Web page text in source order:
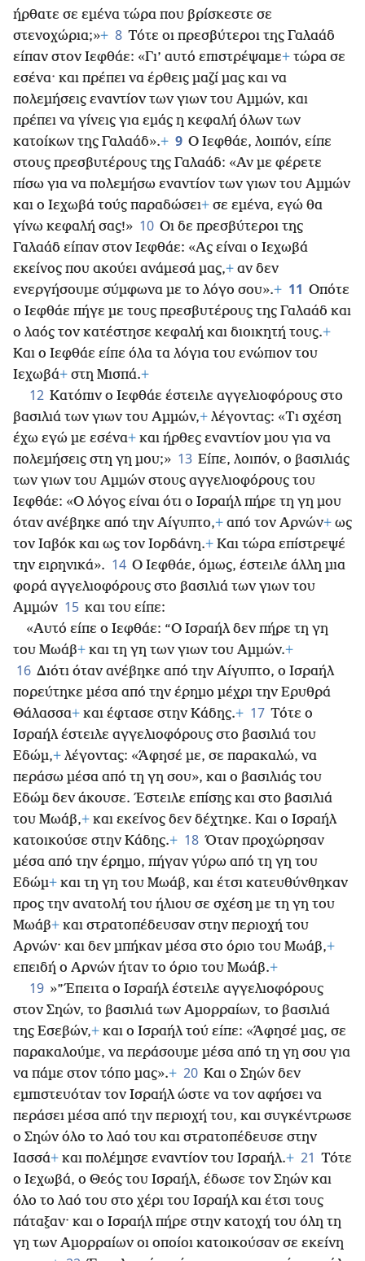
ήρθατε σε εμένα τώρα που βρίσκεστε σε
στενοχώρια;»+ 8 Τότε οι πρεσβύτεροι της Γαλαάδ
είπαν στον Ιεφθάε: «Γι’ αυτό επιστρέψαμε+ τώρα σε
εσένα· και πρέπει να έρθεις μαζί μας και να
πολεμήσεις εναντίον των γιων του Αμμών, και
πρέπει να γίνεις για εμάς η κεφαλή όλων των
κατοίκων της Γαλαάδ».+ 9 Ο Ιεφθάε, λοιπόν, είπε
στους πρεσβυτέρους της Γαλαάδ: «Αν με φέρετε
πίσω για να πολεμήσω εναντίον των γιων του Αμμών
και ο Ιεχωβά τούς παραδώσει+ σε εμένα, εγώ θα
γίνω κεφαλή σας!» 10 Οι δε πρεσβύτεροι της
Γαλαάδ είπαν στον Ιεφθάε: «Ας είναι ο Ιεχωβά
εκείνος που ακούει ανάμεσά μας,+ αν δεν
ενεργήσουμε σύμφωνα με το λόγο σου».+ 11 Οπότε
ο Ιεφθάε πήγε με τους πρεσβυτέρους της Γαλαάδ και
ο λαός τον κατέστησε κεφαλή και διοικητή τους.+
Και ο Ιεφθάε είπε όλα τα λόγια του ενώπιον του
Ιεχωβά+ στη Μισπά.+
12 Κατόπιν ο Ιεφθάε έστειλε αγγελιοφόρους στο
βασιλιά των γιων του Αμμών,+ λέγοντας: «Τι σχέση
έχω εγώ με εσένα+ και ήρθες εναντίον μου για να
πολεμήσεις στη γη μου;» 13 Είπε, λοιπόν, ο βασιλιάς
των γιων του Αμμών στους αγγελιοφόρους του
Ιεφθάε: «Ο λόγος είναι ότι ο Ισραήλ πήρε τη γη μου
όταν ανέβηκε από την Αίγυπτο,+ από τον Αρνών+ ως
τον Ιαβόκ και ως τον Ιορδάνη.+ Και τώρα επίστρεψέ
την ειρηνικά». 14 Ο Ιεφθάε, όμως, έστειλε άλλη μια
φορά αγγελιοφόρους στο βασιλιά των γιων του
Αμμών 15 και του είπε:
«Αυτό είπε ο Ιεφθάε: “Ο Ισραήλ δεν πήρε τη γη
του Μωάβ+ και τη γη των γιων του Αμμών.+
16 Διότι όταν ανέβηκε από την Αίγυπτο, ο Ισραήλ
πορεύτηκε μέσα από την έρημο μέχρι την Ερυθρά
Θάλασσα+ και έφτασε στην Κάδης.+ 17 Τότε ο
Ισραήλ έστειλε αγγελιοφόρους στο βασιλιά του
Εδώμ,+ λέγοντας: «Άφησέ με, σε παρακαλώ, να
περάσω μέσα από τη γη σου», και ο βασιλιάς του
Εδώμ δεν άκουσε. Έστειλε επίσης και στο βασιλιά
του Μωάβ,+ και εκείνος δεν δέχτηκε. Και ο Ισραήλ
κατοικούσε στην Κάδης.+ 18 Όταν προχώρησαν
μέσα από την έρημο, πήγαν γύρω από τη γη του
Εδώμ+ και τη γη του Μωάβ, και έτσι κατευθύνθηκαν
προς την ανατολή του ήλιου σε σχέση με τη γη του
Μωάβ+ και στρατοπέδευσαν στην περιοχή του
Αρνών· και δεν μπήκαν μέσα στο όριο του Μωάβ,+
επειδή ο Αρνών ήταν το όριο του Μωάβ.+
19 »”Έπειτα ο Ισραήλ έστειλε αγγελιοφόρους
στον Σηών, το βασιλιά των Αμορραίων, το βασιλιά
της Εσεβών,+ και ο Ισραήλ τού είπε: «Άφησέ μας, σε
παρακαλούμε, να περάσουμε μέσα από τη γη σου για
να πάμε στον τόπο μας».+ 20 Και ο Σηών δεν
εμπιστευόταν τον Ισραήλ ώστε να τον αφήσει να
περάσει μέσα από την περιοχή του, και συγκέντρωσε
ο Σηών όλο το λαό του και στρατοπέδευσε στην
Ιασσά+ και πολέμησε εναντίον του Ισραήλ.+ 21 Τότε
ο Ιεχωβά, ο Θεός του Ισραήλ, έδωσε τον Σηών και
όλο το λαό του στο χέρι του Ισραήλ και έτσι τους
πάταξαν· και ο Ισραήλ πήρε στην κατοχή του όλη τη
γη των Αμορραίων οι οποίοι κατοικούσαν σε εκείνη